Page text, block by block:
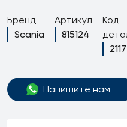
Бренд
Scania
Артикул
815124
Код
2117
Напишите нам